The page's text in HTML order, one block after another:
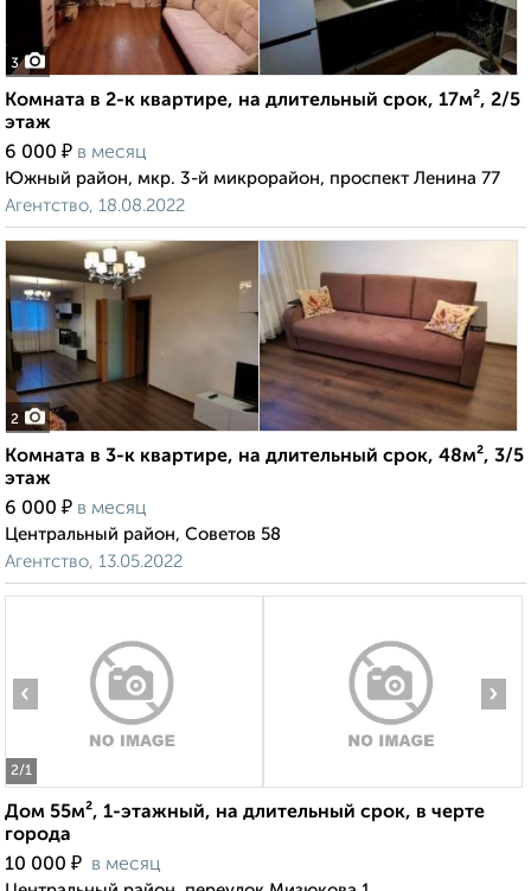
3
Комната в 2-к квартире, на длительный срок, 17м², 2/5
этаж
6 000 ₽ в месяц
Южный район, мкр. 3-й микрорайон, проспект Ленина 77
Агентство, 18.08.2022
2
Комната в 3-к квартире, на длительный срок, 48м², 3/5
этаж
6 000 ₽ в месяц
Центральный район, Советов 58
Агентство, 13.05.2022
2/1
‹ ›
Дом 55м², 1-этажный, на длительный срок, в черте
города
10 000 ₽ в месяц